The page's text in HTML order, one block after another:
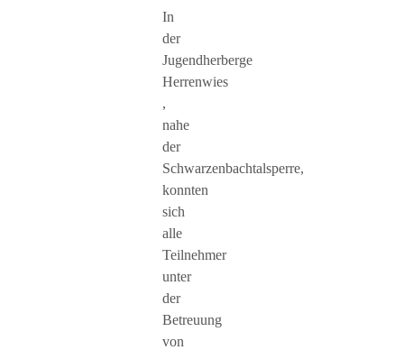
In
der
Jugendherberge
Herrenwies
,
nahe
der
Schwarzenbachtalsperre,
konnten
sich
alle
Teilnehmer
unter
der
Betreuung
von